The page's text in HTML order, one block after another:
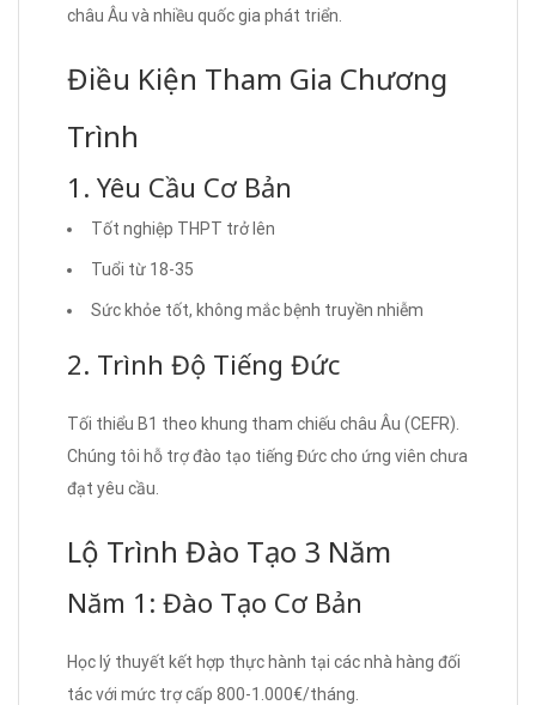
châu Âu và nhiều quốc gia phát triển.
Điều Kiện Tham Gia Chương
Trình
1. Yêu Cầu Cơ Bản
Tốt nghiệp THPT trở lên
Tuổi từ 18-35
Sức khỏe tốt, không mắc bệnh truyền nhiễm
2. Trình Độ Tiếng Đức
Tối thiểu B1 theo khung tham chiếu châu Âu (CEFR).
Chúng tôi hỗ trợ đào tạo tiếng Đức cho ứng viên chưa
đạt yêu cầu.
Lộ Trình Đào Tạo 3 Năm
Năm 1: Đào Tạo Cơ Bản
Học lý thuyết kết hợp thực hành tại các nhà hàng đối
tác với mức trợ cấp 800-1.000€/tháng.